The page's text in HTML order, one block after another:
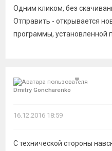
Одним кликом, без
Отправить - открывается
программы, установленной
Dmitry Goncharenko
16.12.2016 18:59
С технической стороны